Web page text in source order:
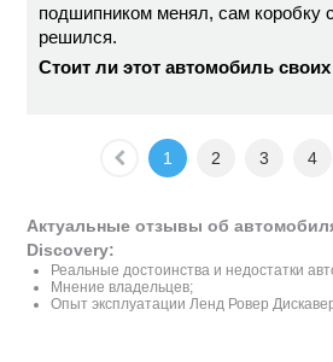
подшипником менял, сам коробку
решился.
Стоит ли этот автомобиль
1 2 3 4
Актуальные отзывы об
Discovery:
Реальные достоинства и недостатки
Мнение владельцев;
Опыт эксплуатации Ленд Ровер